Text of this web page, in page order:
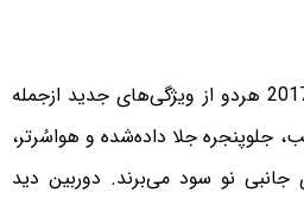
سانتافه و سانتافه اسپورت 2017 هردو از ویژگی‌های جدید ازجمله
جلوپنجره جلا داده‌شده و هواسُرتر،
نو سود می‌برند. دوربین دید